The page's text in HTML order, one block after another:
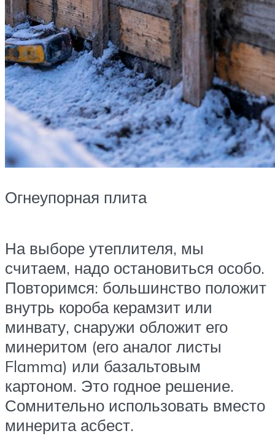
Огнеупорная плита
На выборе утеплителя, мы
считаем, надо остановиться особо.
Повторимся: большинство положит
внутрь короба керамзит или
минвату, снаружи обложит его
минеритом (его аналог листы
Flamma) или базальтовым
картоном. Это годное решение.
Сомнительно использовать вместо
минерита асбест.